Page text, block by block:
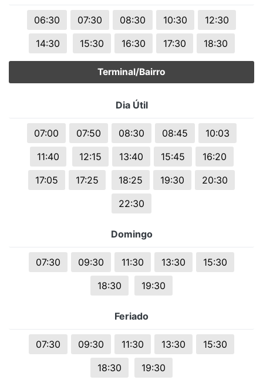
06:30 07:30 08:30 10:30
12:30
14:30
15:30 16:30 17:30 18:30
Terminal/Bairro
Dia Útil
07:00 07:50 08:30 08:45
10:03
11:40
12:15 13:40 15:45
16:20
17:05
17:25 18:25 19:30
20:30
22:30
Domingo
07:30 09:30 11:30 13:30
15:30
18:30
19:30
Feriado
07:30 09:30 11:30 13:30
15:30
18:30
19:30